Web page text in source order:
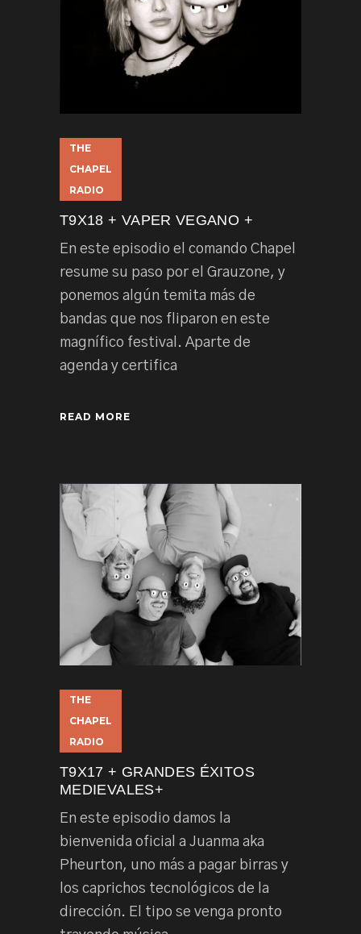
THE
CHAPEL
RADIO
T9X18 + VAPER VEGANO +
En este episodio el comando Chapel
resume su paso por el Grauzone, y
ponemos algún temita más de
bandas que nos fliparon en este
magnífico festival. Aparte de
agenda y certifica
READ MORE
THE
CHAPEL
RADIO
T9X17 + GRANDES ÉXITOS
MEDIEVALES+
En este episodio damos la
bienvenida oficial a Juanma aka
Pheurton, uno más a pagar birras y
los caprichos tecnológicos de la
dirección. El tipo se venga pronto